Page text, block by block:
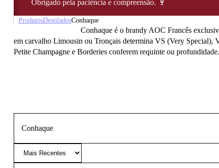
Obrigado pela paciência e compreensão. 🍷
ProdutosDestiladosConhaque
Conhaque é o brandy AOC Francês
em carvalho Limousin ou Tronçais determina VS (Very Special),
Petite Champagne e Borderies conferem requinte ou
Conhaque